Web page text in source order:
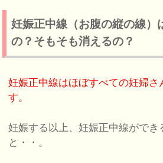
妊娠正中線（お腹の縦の線）
の？そもそも消えるの？
妊娠正中線はほぼすべての妊婦さ
す。
妊娠する以上、妊娠正中線ができ
と・・。